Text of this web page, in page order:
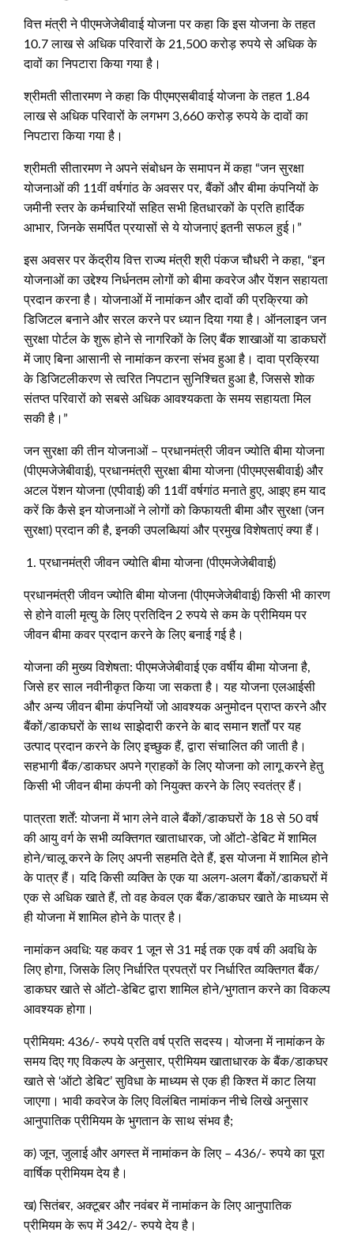
वित्त मंत्री ने पीएमजेजेबीवाई योजना पर कहा कि इस योजना के तहत
10.7 लाख से अधिक परिवारों के 21,500 करोड़ रुपये से अधिक के
दावों का निपटारा किया गया है।
श्रीमती सीतारमण ने कहा कि पीएमएसबीवाई योजना के तहत 1.84
लाख से अधिक परिवारों के लगभग 3,660 करोड़ रुपये के दावों का
निपटारा किया गया है।
श्रीमती सीतारमण ने अपने संबोधन के समापन में कहा “जन सुरक्षा
योजनाओं की 11वीं वर्षगांठ के अवसर पर, बैंकों और बीमा कंपनियों के
जमीनी स्तर के कर्मचारियों सहित सभी हितधारकों के प्रति हार्दिक
आभार, जिनके समर्पित प्रयासों से ये योजनाएं इतनी सफल हुई।”
इस अवसर पर केंद्रीय वित्त राज्य मंत्री श्री पंकज चौधरी ने कहा, “इन
योजनाओं का उद्देश्य निर्धनतम लोगों को बीमा कवरेज और पेंशन सहायता
प्रदान करना है। योजनाओं में नामांकन और दावों की प्रक्रिया को
डिजिटल बनाने और सरल करने पर ध्‍यान दिया गया है। ऑनलाइन जन
सुरक्षा पोर्टल के शुरू होने से नागरिकों के लिए बैंक शाखाओं या डाकघरों
में जाए बिना आसानी से नामांकन करना संभव हुआ है। दावा प्रक्रिया
के डिजिटलीकरण से त्वरित निपटान सुनिश्चित हुआ है, जिससे शोक
संतप्त परिवारों को सबसे अधिक आवश्यकता के समय सहायता मिल
सकी है।”
जन सुरक्षा की तीन योजनाओं – प्रधानमंत्री जीवन ज्योति बीमा योजना
(पीएमजेजेबीवाई), प्रधानमंत्री सुरक्षा बीमा योजना (पीएमएसबीवाई) और
अटल पेंशन योजना (एपीवाई) की 11वीं वर्षगांठ मनाते हुए, आइए हम याद
करें कि कैसे इन योजनाओं ने लोगों को किफायती बीमा और सुरक्षा (जन
सुरक्षा) प्रदान की है, इनकी उपलब्धियां और प्रमुख विशेषताएं क्या हैं।
प्रधानमंत्री जीवन ज्योति बीमा योजना (पीएमजेजेबीवाई)
प्रधानमंत्री जीवन ज्योति बीमा योजना (पीएमजेजेबीवाई) किसी भी कारण
से होने वाली मृत्यु के लिए प्रतिदिन 2 रुपये से कम के प्रीमियम पर
जीवन बीमा कवर प्रदान करने के लिए बनाई गई है।
योजना की मुख्य विशेषता: पीएमजेजेबीवाई एक वर्षीय बीमा योजना है,
जिसे हर साल नवीनीकृत किया जा सकता है। यह योजना एलआईसी
और अन्य जीवन बीमा कंपनियों जो आवश्यक अनुमोदन प्राप्त करने और
बैंकों/डाकघरों के साथ साझेदारी करने के बाद समान शर्तों पर यह
उत्पाद प्रदान करने के लिए इच्छुक हैं, द्वारा संचालित की जाती है।
सहभागी बैंक/डाकघर अपने ग्राहकों के लिए योजना को लागू करने हेतु
किसी भी जीवन बीमा कंपनी को नियुक्त करने के लिए स्वतंत्र हैं।
पात्रता शर्तें: योजना में भाग लेने वाले बैंकों/डाकघरों के 18 से 50 वर्ष
की आयु वर्ग के सभी व्यक्तिगत खाताधारक, जो ऑटो-डेबिट में शामिल
होने/चालू करने के लिए अपनी सहमति देते हैं, इस योजना में शामिल होने
के पात्र हैं। यदि किसी व्यक्ति के एक या अलग-अलग बैंकों/डाकघरों में
एक से अधिक खाते हैं, तो वह केवल एक बैंक/डाकघर खाते के माध्यम से
ही योजना में शामिल होने के पात्र है।
नामांकन अवधि: यह कवर 1 जून से 31 मई तक एक वर्ष की अवधि के
लिए होगा, जिसके लिए निर्धारित प्रपत्रों पर निर्धारित व्यक्तिगत बैंक/
डाकघर खाते से ऑटो-डेबिट द्वारा शामिल होने/भुगतान करने का विकल्प
आवश्यक होगा।
प्रीमियम: 436/- रुपये प्रति वर्ष प्रति सदस्य। योजना में नामांकन के
समय दिए गए विकल्प के अनुसार, प्रीमियम खाताधारक के बैंक/डाकघर
खाते से ‘ऑटो डेबिट’ सुविधा के माध्यम से एक ही किश्त में काट लिया
जाएगा। भावी कवरेज के लिए विलंबित नामांकन नीचे लिखे अनुसार
आनुपातिक प्रीमियम के भुगतान के साथ संभव है;
क) जून, जुलाई और अगस्त में नामांकन के लिए – 436/- रुपये का पूरा
वार्षिक प्रीमियम देय है।
ख) सितंबर, अक्टूबर और नवंबर में नामांकन के लिए आनुपातिक
प्रीमियम के रूप में 342/- रुपये देय है।